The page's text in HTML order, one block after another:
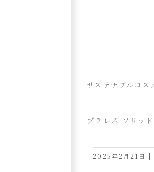
サステナブルコス
プラレス ソリッ
2025年2月21日 |